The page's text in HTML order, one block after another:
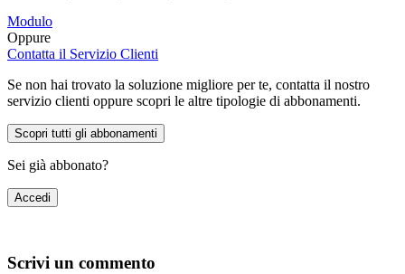
Modulo
Oppure
Contatta il Servizio Clienti
Se non hai trovato la soluzione migliore per te, contatta il nostro
servizio clienti oppure scopri le altre tipologie di abbonamenti.
Scopri tutti gli abbonamenti
Sei già abbonato?
Accedi
Scrivi un commento